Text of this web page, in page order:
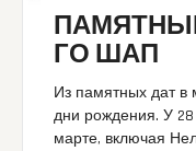
ГО ШАП
Из памятных дат в
дни рождения. У
марте, включая